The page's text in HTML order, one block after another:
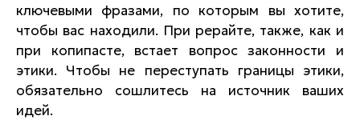
ключевыми фразами, по которым вы хотите,
чтобы вас находили. При рерайте, также, как и
при копипасте, встает вопрос законности и
этики. Чтобы не переступать границы этики,
обязательно сошлитесь на источник ваших
идей.